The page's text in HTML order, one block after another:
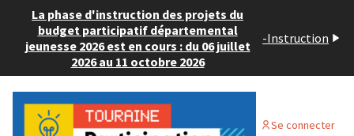
La phase d'instruction des projets du
budget participatif départemental
jeunesse 2026 est en cours : du 06 juillet
2026 au 11 octobre 2026
-Instruction
Se connecter